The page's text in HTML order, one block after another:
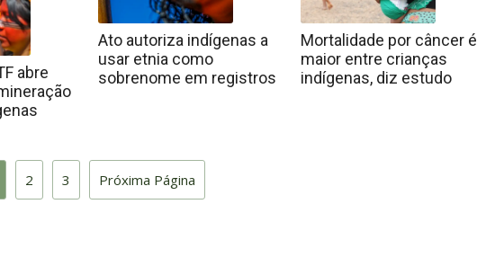
abre
Ato autoriza indígenas a
usar etnia como
sobrenome em registros
Mortalidade por câncer é
maior entre crianças
indígenas, diz estudo
2 3 Próxima Página